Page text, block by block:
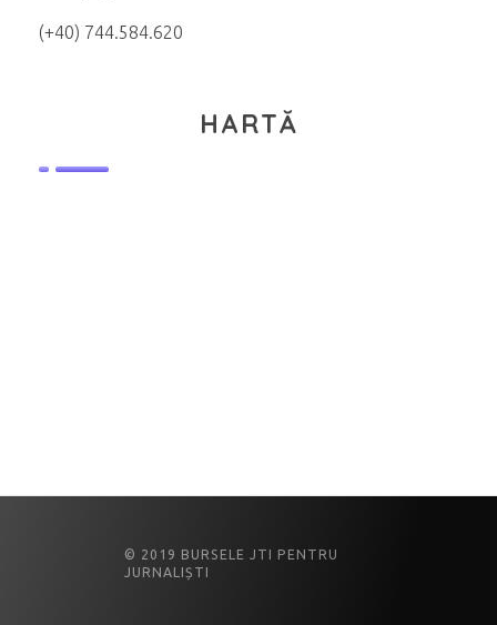
(+40) 744.584.620
HARTĂ
© 2019 BURSELE JTI PENTRU
JURNALIȘTI